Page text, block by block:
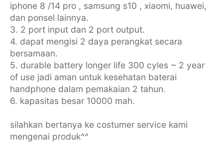
iphone 8 /14 pro , samsung s10 , xiaomi, huawei,
dan ponsel lainnya.
3. 2 port input dan 2 port output.
4. dapat mengisi 2 daya perangkat secara
bersamaan.
5. durable battery longer life 300 cyles ~ 2 year
of use jadi aman untuk kesehatan baterai
handphone dalam pemakaian 2 tahun.
6. kapasitas besar 10000 mah.
silahkan bertanya ke costumer service kami
mengenai produk^^